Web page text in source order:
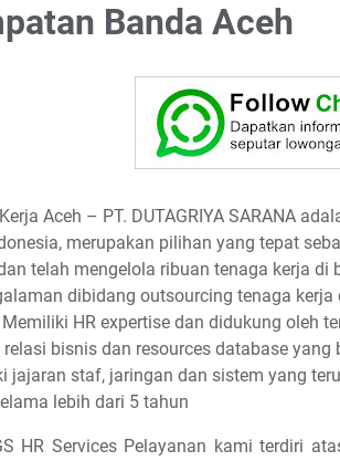
Banda Aceh
Aceh – PT. DUTAGRIYA SARANA
merupakan pilihan yang tepat
telah mengelola ribuan tenaga kerja di
dibidang outsourcing tenaga
HR expertise dan didukung oleh
bisnis dan resources database
jajaran staf, jaringan dan sistem yang
lebih dari 5 tahun
HR Services Pelayanan kami terdiri